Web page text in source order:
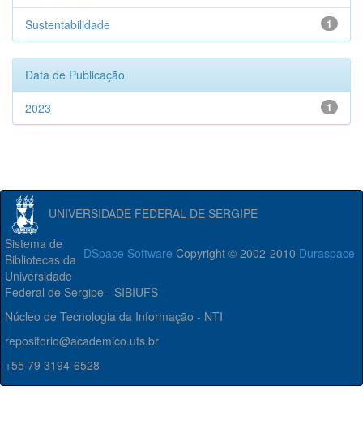
1
Sustentabilidade
Data de Publicação
1
2023
UNIVERSIDADE FEDERAL DE SERGIPE
DSpace Software Copyright © 2002-2010 Duraspace
Sistema de
Bibliotecas da
Universidade
Federal de Sergipe - SIBIUFS
Núcleo de Tecnologia da Informação - NTI
repositorio@academico.ufs.br
+55 79 3194-6528